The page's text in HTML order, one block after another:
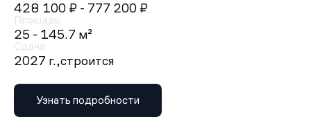
428 100 ₽ - 777 200 ₽
Площадь
25 - 145.7 м²
Сдача
2027 г.,строится
Узнать подробности